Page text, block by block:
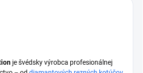
je švédsky výrobca profesionálnej